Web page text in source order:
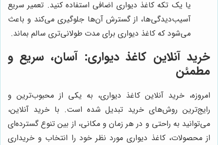
یا یک تکه کاغذ دیواری اضافی استفاده کنید. تعمیر سریع
آسیب‌دیدگی‌ها، از گسترش آن‌ها جلوگیری می‌کند و باعث
می‌شود که کاغذ دیواری برای مدت طولانی‌تری سالم بماند.
خرید آنلاین کاغذ دیواری: آسان، سریع و
مطمئن
امروزه، خرید آنلاین کاغذ دیواری، به یکی از محبوب‌ترین و
رایج‌ترین روش‌های خرید تبدیل شده است. با خرید آنلاین،
می‌توانید به راحتی و در هر زمان و مکانی، از بین تنوع گسترده‌ای
از محصولات، کاغذ دیواری مورد نظر خود را انتخاب و خریداری